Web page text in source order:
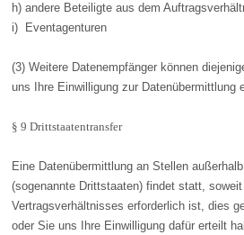
h) andere Beteiligte aus dem
i) Eventagenturen
(3) Weitere Datenempfänger können
uns Ihre Einwilligung zur
§ 9 Drittstaatentransfer
Eine Datenübermittlung an Stellen
(sogenannte Drittstaaten) findet statt,
Vertragsverhältnisses erforderlich ist, dies
oder Sie uns Ihre Einwilligung dafür erteilt